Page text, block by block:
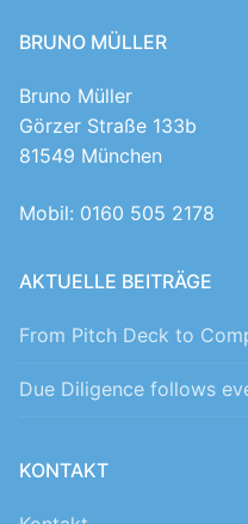
BRUNO MÜLLER
Bruno Müller
Görzer Straße 133b
81549 München
Mobil: 0160 505 2178
AKTUELLE BEITRÄGE
From Pitch Deck to
Due Diligence follows
KONTAKT